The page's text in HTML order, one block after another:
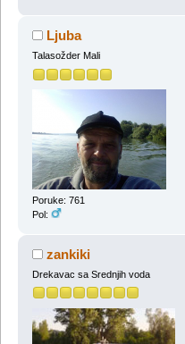
Ljuba
Talasožder Mali
Poruke: 761
Pol:
zankiki
Drekavac sa Srednjih voda